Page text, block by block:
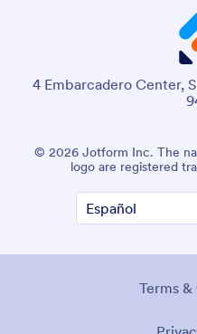
4 Embarcadero Center,
© 2026 Jotform Inc. The
logo are registered
Terms